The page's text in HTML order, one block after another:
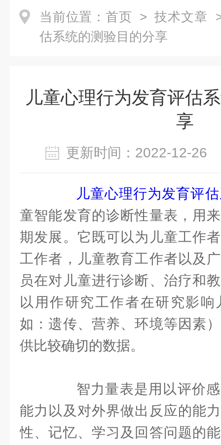
当前位置： 首页 > 技术文章
估系统的测验目的分享
儿童心理行为发育评估
享
更新时间：2022-12-
儿童心理行为发育评
童智能发育的诊断性量表，用
期发展。它既可以为儿童工作
工作者，儿童教育工作者以及
员在对儿童进行诊断、治疗和
以用作研究工作者在研究影
如：遗传、营养、环境等因素
供比较确切的数据。
智力量表是用以评价感
能力以及对外界做出反应的能
性、记忆、学习及回答问题的